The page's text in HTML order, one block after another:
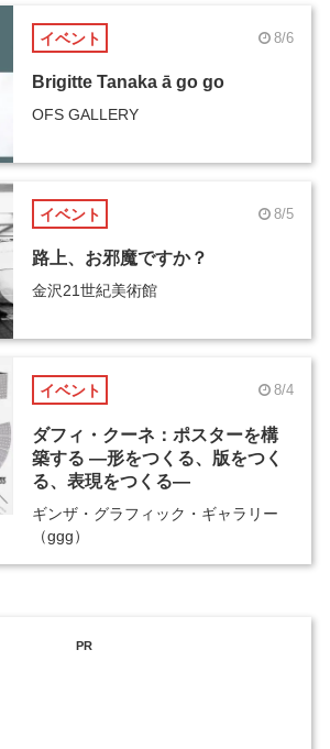
イベント 8/6
Brigitte Tanaka ā go go
OFS GALLERY
イベント 8/5
路上、お邪魔ですか？
金沢21世紀美術館
イベント 8/4
ダフィ・クーネ：ポスターを構
築する ―形をつくる、版をつく
る、表現をつくる―
ギンザ・グラフィック・ギャラリー
（ggg）
PR